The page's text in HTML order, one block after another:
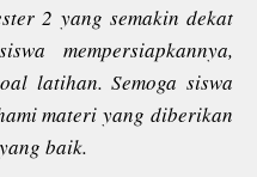
2 yang semakin dekat
mempersiapkannya,
latihan. Semoga siswa
materi yang diberikan
baik.